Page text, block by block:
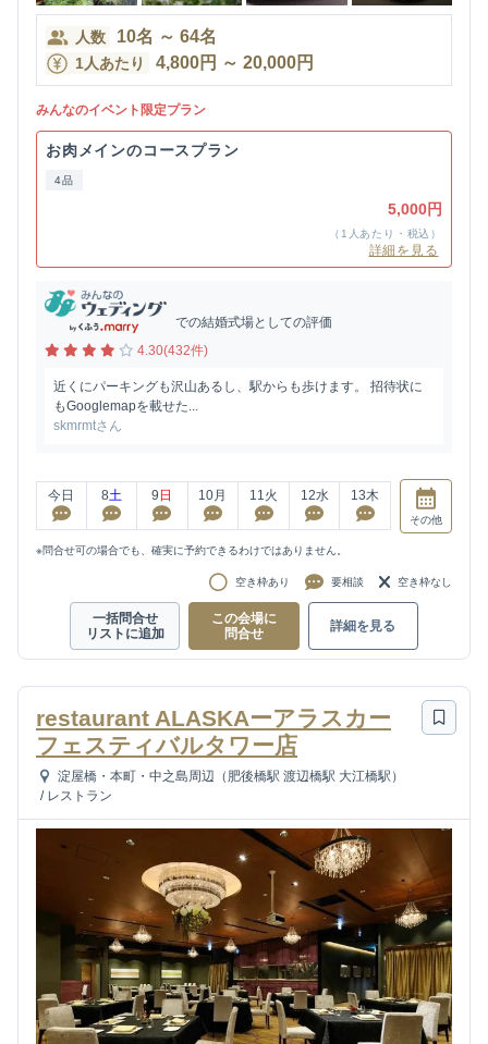
人数 10名 ～ 64名
1人あたり 4,800円 ～ 20,000円
みんなのイベント限定プラン
お肉メインのコースプラン
4品
5,000円
（1人あたり・税込）
詳細を見る
での結婚式場としての評価
4.30(432件)
近くにパーキングも沢山あるし、駅からも歩けます。 招待状に
もGooglemapを載せた...
skmrmtさん
今日 8土 9 日 10月 11火 12水 13木
その他
※問合せ可の場合でも、確実に予約できるわけではありません。
空き枠あり 要相談 空き枠なし
一括問合せ
リストに追加
この会場に
問合せ
詳細を見る
restaurant ALASKAーアラスカー
フェスティバルタワー店
淀屋橋・本町・中之島周辺（肥後橋駅 渡辺橋駅 大江橋駅）
/ レストラン